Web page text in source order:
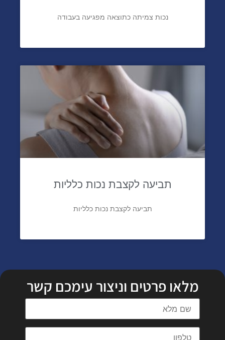
נכות צמיתה כתוצאה מפגיעה בעבודה
תביעה לקצבת נכות כלליות
תביעה לקצבת נכות כלליות
מלאו פרטים וניצור עימכם קשר